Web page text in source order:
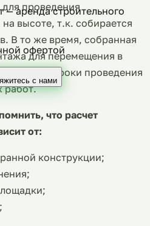
проведения
высоте, т.к. собирается
В то же время, собранная
для перемещения в
на сроки проведения
работ.
что расчет
от:
конструкции;
аренда строительного
офертой
с нами